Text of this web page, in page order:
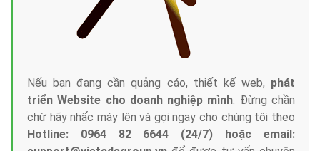
Nếu bạn đang cần quảng cáo, thiết kế web, phát
triển Website cho doanh nghiệp mình. Đừng chần
chừ hãy nhấc máy lên và gọi ngay cho chúng tôi theo
Hotline: 0964 82 6644 (24/7) hoặc email: